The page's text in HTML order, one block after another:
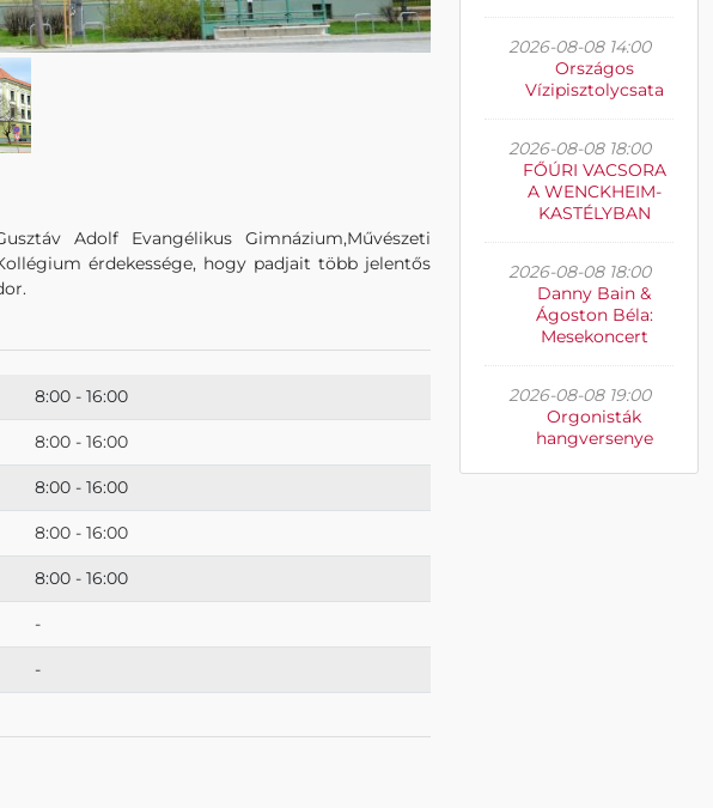
Adolf Evangélikus Gimnázium,Művészeti
érdekessége, hogy padjait több jelentős
8:00 - 16:00
8:00 - 16:00
8:00 - 16:00
8:00 - 16:00
8:00 - 16:00
-
-
2026-08-08 14:00
Országos
Vízipisztolycsata
2026-08-08 18:00
FŐÚRI VACSORA
A WENCKHEIM-
KASTÉLYBAN
2026-08-08 18:00
Danny Bain &
Ágoston Béla:
Mesekoncert
2026-08-08 19:00
Orgonisták
hangversenye